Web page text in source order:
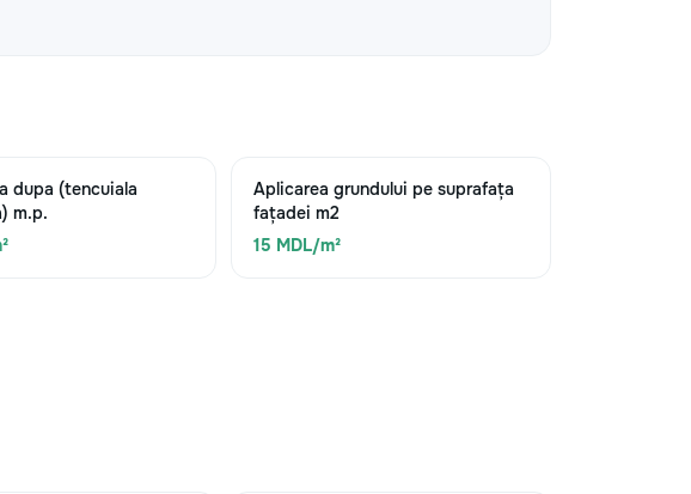
dupa (tencuiala
m.p.
Aplicarea grundului pe suprafața
fațadei m2
15 MDL/m²